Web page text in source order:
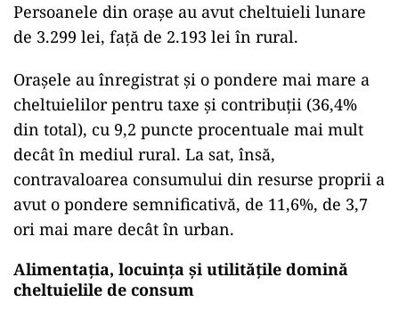
Persoanele din orașe au avut cheltuieli lunare
de 3.299 lei, față de 2.193 lei în rural.
Orașele au înregistrat și o pondere mai mare a
cheltuielilor pentru taxe și contribuții (36,4%
din total), cu 9,2 puncte procentuale mai mult
decât în mediul rural. La sat, însă,
contravaloarea consumului din resurse proprii a
avut o pondere semnificativă, de 11,6%, de 3,7
ori mai mare decât în urban.
Alimentația, locuința și utilitățile domină
cheltuielile de consum